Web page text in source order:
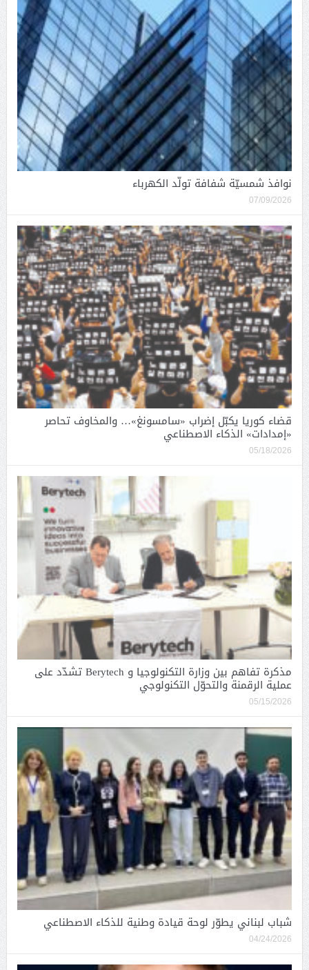
نوافذ شمسيّة شفافة تولّد الكهرباء
07/09/2026
قضاء كوريا يكبّل إضراب «سامسونغ»… والمخاوف تحاصر
«إمدادات» الذكاء الاصطناعي
05/18/2026
مذكرة تفاهم بين وزارة التكنولوجيا و Berytech تشدّد على
عملية الرقمنة والتحوّل التكنولوجي
05/15/2026
شباب لبناني يطوّر لوحة قيادة وطنية للذكاء الاصطناعي
04/24/2026